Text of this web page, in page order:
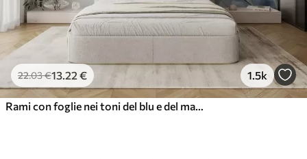
22.03€13 .22 € 1.5k